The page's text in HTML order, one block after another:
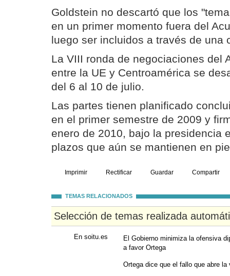
Goldstein no descartó que los
en un primer momento fuera del
luego ser incluidos a través de una
La VIII ronda de negociaciones del
entre la UE y Centroamérica se
del 6 al 10 de julio.
Las partes tienen planificado
en el primer semestre de 2009 y
enero de 2010, bajo la presidencia
plazos que aún se mantienen en
Imprimir Rectificar Guardar Compartir
TEMAS RELACIONADOS
Selección de temas realizada
En soitu.es
El Gobierno minimiza la ofensiva
a favor Ortega
Ortega dice que el fallo que abre